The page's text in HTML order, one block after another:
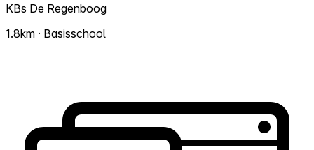
KBs De Regenboog
1.8km · Basisschool